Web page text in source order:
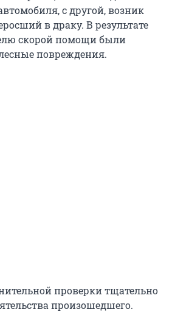
с другой, возник
в драку. В результате
скорой помощи были
повреждения.
проверки тщательно
произошедшего.